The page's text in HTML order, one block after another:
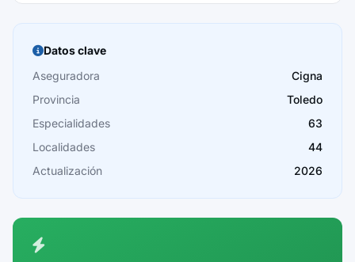
Burgos
Cáceres
Cádiz
Cantabria
Castellón
Córdoba
Datos clave
Aseguradora
Cigna
Provincia
Toledo
Especialidades
63
Localidades
44
Actualización
2026